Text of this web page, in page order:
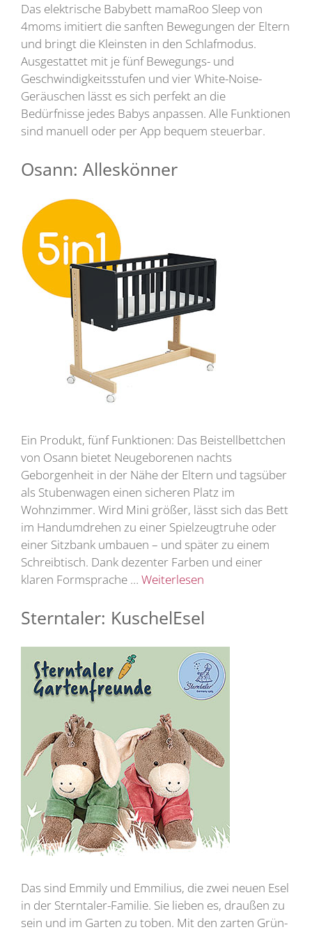
Das elektrische Babybett mamaRoo Sleep von
4moms imitiert die sanften Bewegungen der Eltern
und bringt die Kleinsten in den Schlafmodus.
Ausgestattet mit je fünf Bewegungs- und
Geschwindigkeitsstufen und vier White-Noise-
Geräuschen lässt es sich perfekt an die
Bedürfnisse jedes Babys anpassen. Alle Funktionen
sind manuell oder per App bequem steuerbar.
Osann: Alleskönner
Ein Produkt, fünf Funktionen: Das Beistellbettchen
von Osann bietet Neugeborenen nachts
Geborgenheit in der Nähe der Eltern und tagsüber
als Stubenwagen einen sicheren Platz im
Wohnzimmer. Wird Mini größer, lässt sich das Bett
im Handumdrehen zu einer Spielzeugtruhe oder
einer Sitzbank umbauen – und später zu einem
Schreibtisch. Dank dezenter Farben und einer
klaren Formsprache … Weiterlesen
Sterntaler: KuschelEsel
Das sind Emmily und Emmilius, die zwei neuen Esel
in der Sterntaler-Familie. Sie lieben es, draußen zu
sein und im Garten zu toben. Mit den zarten Grün-